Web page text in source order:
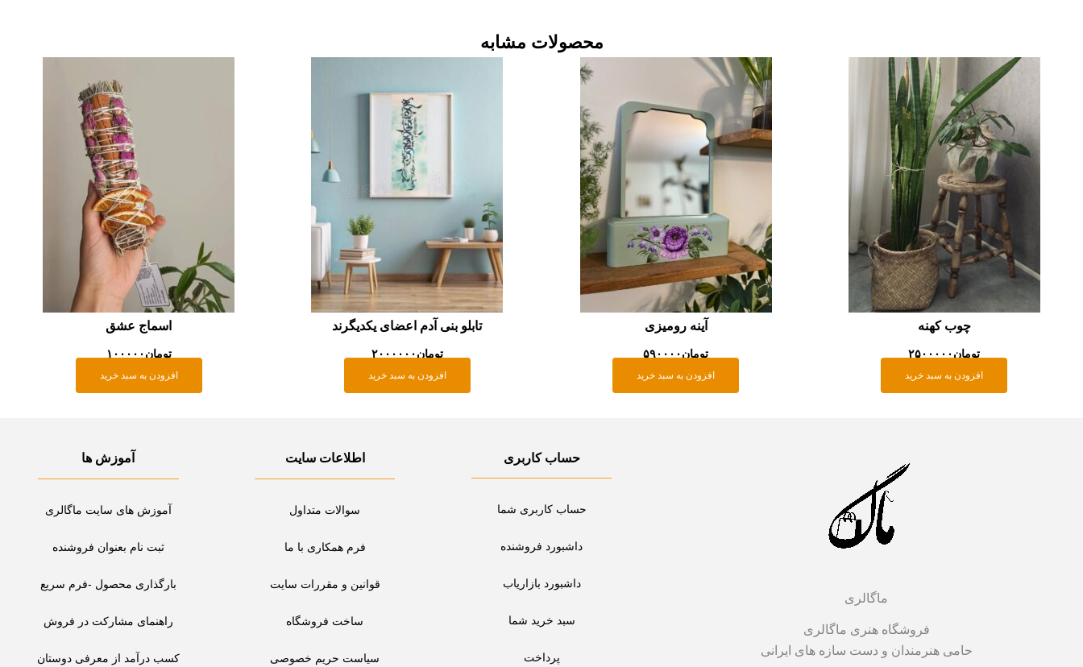
محصولات مشابه
چوب کهنه
تومان۲۵۰۰۰۰۰
افزودن به سبد خرید
آینه رومیزی
تومان۵۹۰۰۰۰
افزودن به سبد خرید
تابلو بنی آدم اعضای یکدیگرند
تومان۲۰۰۰۰۰۰
افزودن به سبد خرید
اسماج عشق
تومان۱۰۰۰۰۰
افزودن به سبد خرید
ماگالری
فروشگاه هنری ماگالری
حامی هنرمندان و دست سازه های ایرانی
حساب کاربری
حساب کاربری شما
داشبورد فروشنده
داشبورد بازاریاب
سبد خرید شما
پرداخت
اطلاعات سایت
سوالات متداول
فرم همکاری با ما
قوانین و مقررات سایت
ساخت فروشگاه
سیاست حریم خصوصی
آموزش ها
آموزش های سایت ماگالری
ثبت نام بعنوان فروشنده
بارگذاری محصول -فرم سریع
راهنمای مشارکت در فروش
کسب درآمد از معرفی دوستان